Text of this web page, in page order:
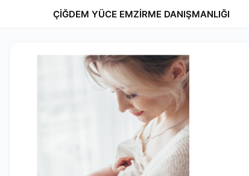
ÇİĞDEM YÜCE EMZİRME DANIŞMANLIĞI